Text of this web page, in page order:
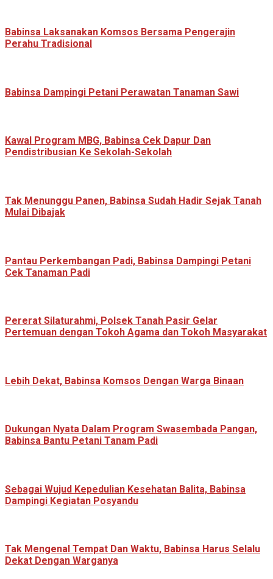
Babinsa Laksanakan Komsos Bersama Pengerajin
Perahu Tradisional
Babinsa Dampingi Petani Perawatan Tanaman Sawi
Kawal Program MBG, Babinsa Cek Dapur Dan
Pendistribusian Ke Sekolah-Sekolah
Tak Menunggu Panen, Babinsa Sudah Hadir Sejak Tanah
Mulai Dibajak
Pantau Perkembangan Padi, Babinsa Dampingi Petani
Cek Tanaman Padi
Pererat Silaturahmi, Polsek Tanah Pasir Gelar
Pertemuan dengan Tokoh Agama dan Tokoh Masyarakat
Lebih Dekat, Babinsa Komsos Dengan Warga Binaan
Dukungan Nyata Dalam Program Swasembada Pangan,
Babinsa Bantu Petani Tanam Padi
Sebagai Wujud Kepedulian Kesehatan Balita, Babinsa
Dampingi Kegiatan Posyandu
Tak Mengenal Tempat Dan Waktu, Babinsa Harus Selalu
Dekat Dengan Warganya